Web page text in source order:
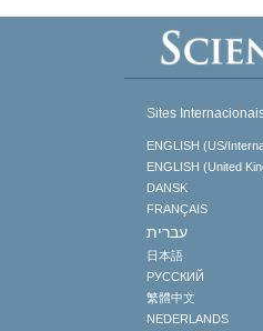
Sites
ENGLISH (US/
ENGLISH (United
DANSK
FRANÇAIS
עברית
日本語
РУССКИЙ
繁體中文
NEDERLANDS